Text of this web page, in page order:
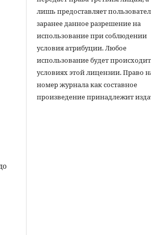
лишь предоставляет
заранее данное разрешение на
использование при соблюдении
условия атрибуции. Любое
использование будет
условиях этой лицензии. Право
номер журнала как составное
произведение принадлежит